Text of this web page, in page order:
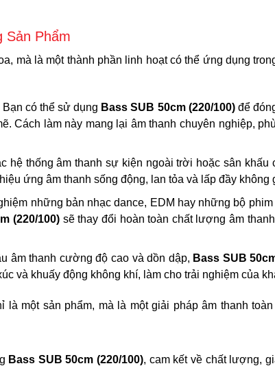
Sản Phẩm
mà là một thành phần linh hoạt có thể ứng dụng
có thể sử dụng Bass SUB 50cm (220/100)để
Cách làm này mang lại âm thanh chuyên nghiệp,
hệ thống âm thanh sự kiện ngoài trời hoặc sân khấu
ứng âm thanh sống động, lan tỏa và lấp đầy không
những bản nhạc dance, EDM hay những bộ
(220/100) sẽ thay đổi hoàn toàn chất lượng âm
âm thanh cường độ cao và dồn dập, Bass SUB
và khuấy động không khí, làm cho trải nghiệm của
là một sản phẩm, mà là một giải pháp âm thanh
Bass SUB 50cm (220/100), cam kết về chất lượng,